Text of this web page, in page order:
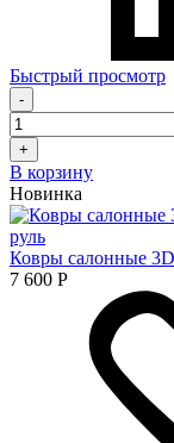
Быстрый просмотр
-
+
В корзину
Новинка
Ковры салонные
7 600 Р